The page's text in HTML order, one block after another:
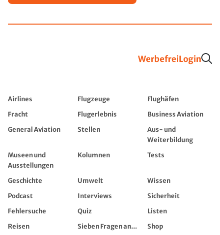
WerbefreiLogin
Airlines Flugzeuge
Flughäfen
Fracht
Flugerlebnis
Business Aviation
General Aviation
Stellen
Aus- und
Weiterbildung
Museen und
Ausstellungen
Kolumnen Tests
Geschichte Umwelt
Wissen
Podcast
Interviews
Sicherheit
Fehlersuche
Quiz
Listen
Reisen
Sieben Fragen an...
Shop